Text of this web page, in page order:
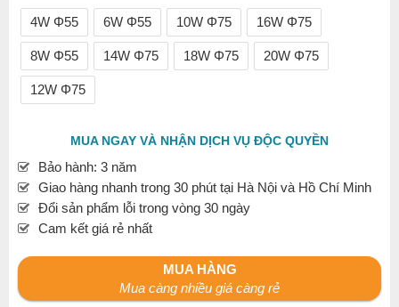
4W Φ55 6W Φ55 10W Φ75 16W Φ75
8W Φ55 14W Φ75 18W Φ75 20W Φ75
12W Φ75
MUA NGAY VÀ NHẬN DỊCH VỤ ĐỘC QUYỀN
Bảo hành: 3 năm
Giao hàng nhanh trong 30 phút tại Hà Nội và Hồ Chí Minh
Đổi sản phẩm lỗi trong vòng 30 ngày
Cam kết giá rẻ nhất
MUA HÀNG
Mua càng nhiều giá càng rẻ